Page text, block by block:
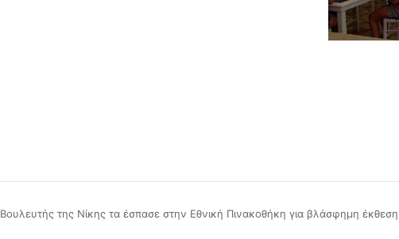
Βουλευτής της Νίκης τα έσπασε στην Εθνική Πινακοθήκη για βλάσφημη έκθεση